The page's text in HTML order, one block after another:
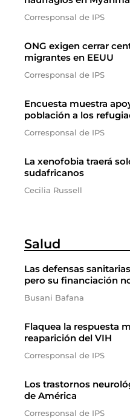
Corresponsal de IPS
ONG exigen cerrar
migrantes en EEUU
Corresponsal de IPS
Encuesta muestra
población a los
Corresponsal de IPS
La xenofobia traerá
sudafricanos
Cecilia Russell
Salud
Las defensas
pero su financiación
Busani Bafana
Flaquea la respuesta
reaparición del VIH
Corresponsal de IPS
Los trastornos
de América
Corresponsal de IPS